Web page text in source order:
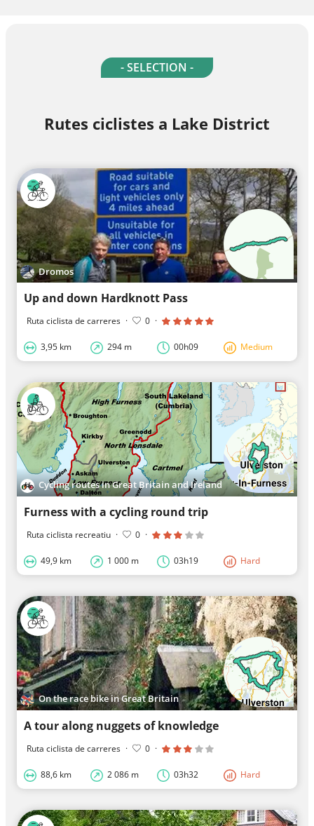
- SELECTION -
Rutes ciclistes a Lake District
Dromos
Up and down Hardknott Pass
Ruta ciclista de carreres · 0 ·
3,95 km 294 m 00h09 Medium
Cycling routes in Great Britain and Ireland
Furness with a cycling round trip
Ruta ciclista recreatiu · 0 ·
49,9 km 1 000 m 03h19 Hard
On the race bike in Great Britain
A tour along nuggets of knowledge
Ruta ciclista de carreres · 0 ·
88,6 km 2 086 m 03h32 Hard